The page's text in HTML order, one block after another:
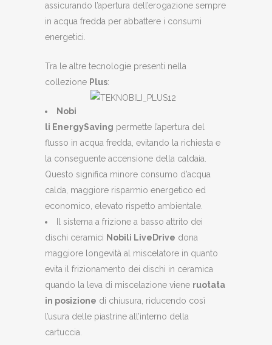
assicurando l’apertura dell’erogazione sempre
in acqua fredda per abbattere i consumi
energetici.
Tra le altre tecnologie presenti nella
collezione Plus:
Nobi
li EnergySaving permette l’apertura del
flusso in acqua fredda, evitando la richiesta e
la conseguente accensione della caldaia.
Questo significa minore consumo d’acqua
calda, maggiore risparmio energetico ed
economico, elevato rispetto ambientale.
Il sistema a frizione a basso attrito dei
dischi ceramici Nobili LiveDrive dona
maggiore longevità al miscelatore in quanto
evita il frizionamento dei dischi in ceramica
quando la leva di miscelazione viene ruotata
in posizione di chiusura, riducendo così
l’usura delle piastrine all’interno della
cartuccia.